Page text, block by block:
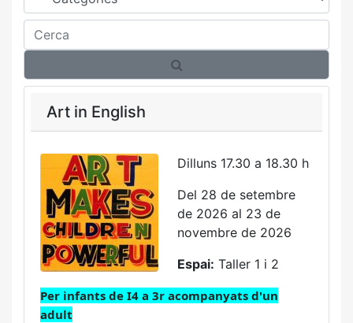
Cerca
Art in English
Dilluns 17.30 a 18.30 h
Del 28 de setembre
de 2026 al 23 de
novembre de 2026
Espai: Taller 1 i 2
Per infants de I4 a 3r acompanyats d'un
adult